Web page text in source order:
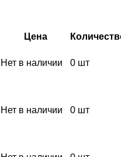
Цена
Нет в наличии 0 шт
Нет в наличии 0 шт